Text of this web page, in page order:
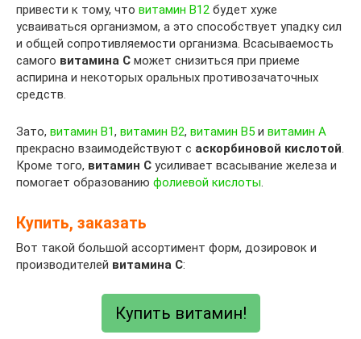
привести к тому, что витамин B12 будет хуже
усваиваться организмом, а это способствует упадку сил
и общей сопротивляемости организма. Всасываемость
самого витамина C может снизиться при приеме
аспирина и некоторых оральных противозачаточных
средств.
Зато, витамин B1, витамин B2, витамин B5 и витамин A
прекрасно взаимодействуют с аскорбиновой кислотой.
Кроме того, витамин C усиливает всасывание железа и
помогает образованию фолиевой кислоты.
Купить, заказать
Вот такой большой ассортимент форм, дозировок и
производителей витамина C:
Купить витамин!